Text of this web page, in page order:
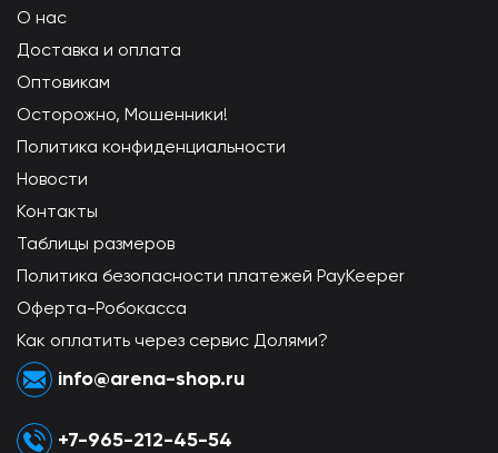
О нас
Доставка и оплата
Оптовикам
Осторожно, Мошенники!
Политика конфиденциальности
Новости
Контакты
Таблицы размеров
Политика безопасности платежей PayKeeper
Оферта-Робокасса
Как оплатить через сервис Долями?
info@arena-shop.ru
+7-965-212-45-54